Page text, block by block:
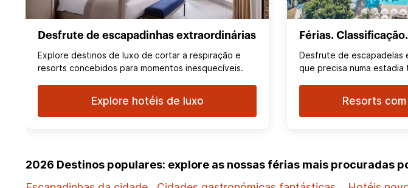
Desfrute de escapadinhas extraordinárias
Explore destinos de luxo de cortar a respiração e
resorts concebidos para momentos inesquecíveis.
Explore hotéis de luxo
Férias. Classificação.
Desfrute de escapadelas
que precisa numa estadia
Resorts
2026 Destinos populares: explore as nossas férias mais procuradas